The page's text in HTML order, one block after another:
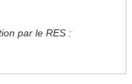
par le RES :